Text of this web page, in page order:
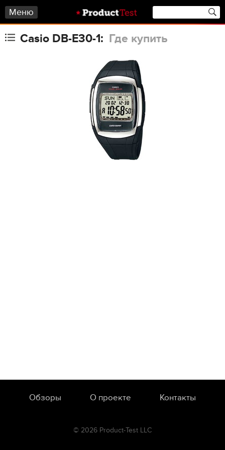
Меню
Casio DB-E30-1: Где купить
Обзоры О проекте Контакты
© 2026 Product-Test LLC